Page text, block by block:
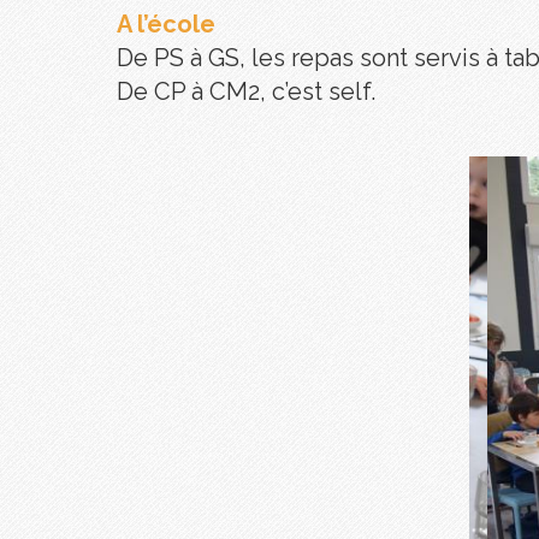
A l’école
De PS à GS, les repas sont servis à
De CP à CM2, c’est self.